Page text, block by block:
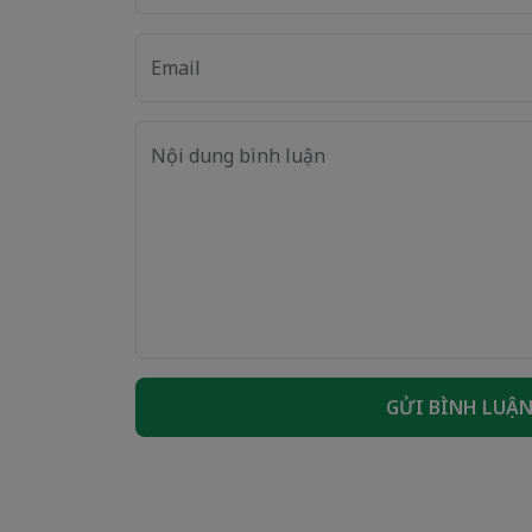
Email
Nội dung bình luận
GỬI BÌNH LUẬN